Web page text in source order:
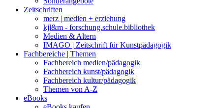
Zeitschriften
merz | medien + erziehung
kjl&m - forschung.schule.bibliothek
Medien & Altern
IMAGO | Zeitschrift für Kunstpädagogik
Fachbereiche | Themen
Fachbereich medien/pädagogik
Fachbereich kunst/pädagogik
Fachbereich kultur/pädagogik
Themen von A-Z
eBooks